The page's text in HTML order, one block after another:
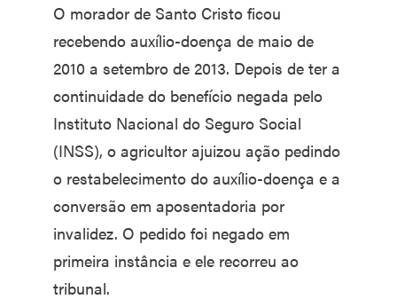
O morador de Santo Cristo ficou
recebendo auxílio-doença de maio de
2010 a setembro de 2013. Depois de ter a
continuidade do benefício negada pelo
Instituto Nacional do Seguro Social
(INSS), o agricultor ajuizou ação pedindo
o restabelecimento do auxílio-doença e a
conversão em aposentadoria por
invalidez. O pedido foi negado em
primeira instância e ele recorreu ao
tribunal.